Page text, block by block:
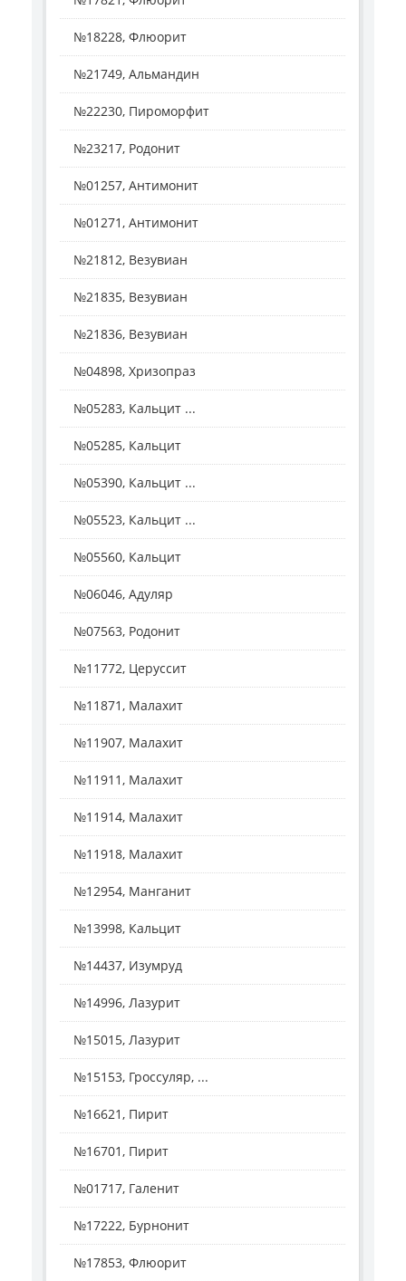
№18228, Флюорит
№21749, Альмандин
№22230, Пироморфит
№23217, Родонит
№01257, Антимонит
№01271, Антимонит
№21812, Везувиан
№21835, Везувиан
№21836, Везувиан
№04898, Хризопраз
№05283, Кальцит ...
№05285, Кальцит
№05390, Кальцит ...
№05523, Кальцит ...
№05560, Кальцит
№06046, Адуляр
№07563, Родонит
№11772, Церуссит
№11871, Малахит
№11907, Малахит
№11911, Малахит
№11914, Малахит
№11918, Малахит
№12954, Манганит
№13998, Кальцит
№14437, Изумруд
№14996, Лазурит
№15015, Лазурит
№15153, Гроссуляр, ...
№16621, Пирит
№16701, Пирит
№01717, Галенит
№17222, Бурнонит
№17853, Флюорит